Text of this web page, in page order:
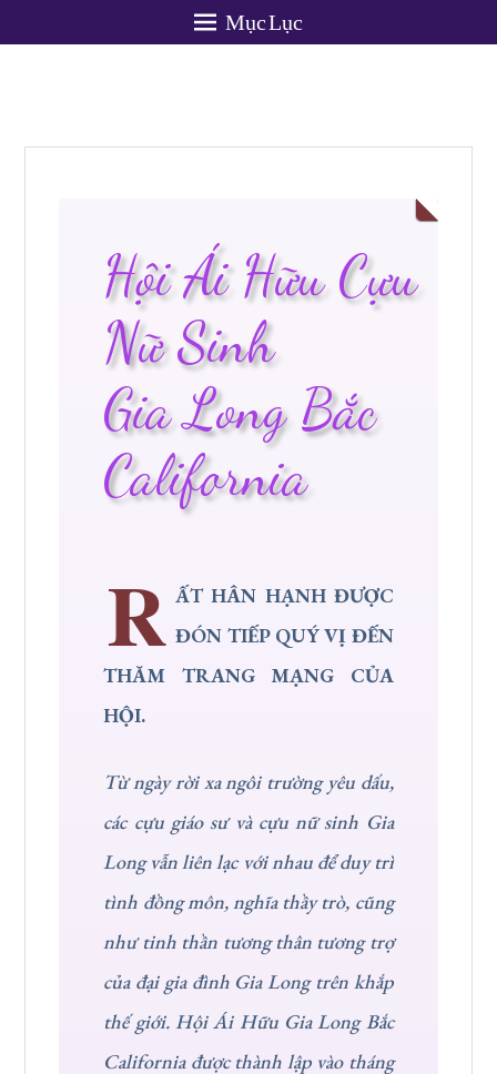
Mục Lục
Hội Ái Hữu Cựu
Nữ Sinh
Gia Long Bắc
California
R ẤT HÂN HẠNH ĐƯỢC
ĐÓN TIẾP QUÝ VỊ ĐẾN
THĂM TRANG MẠNG CỦA
HỘI.
Từ ngày rời xa ngôi trường yêu dấu,
các cựu giáo sư và cựu nữ sinh Gia
Long vẫn liên lạc với nhau để duy trì
tình đồng môn, nghĩa thầy trò, cũng
như tinh thần tương thân tương trợ
của đại gia đình Gia Long trên khắp
thế giới. Hội Ái Hữu Gia Long Bắc
California được thành lập vào tháng